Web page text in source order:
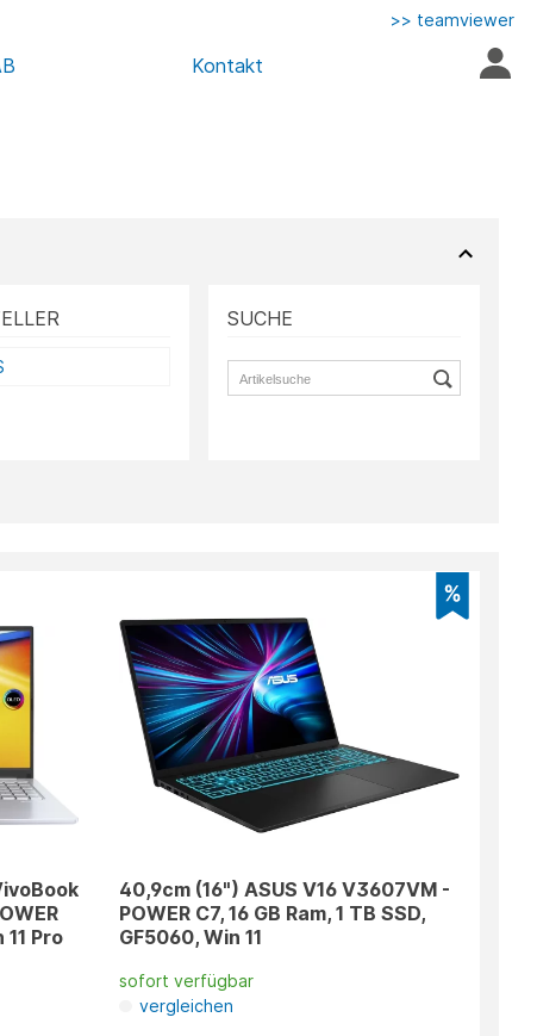
Kontakt
>> teamviewer
SUCHE
11 Pro
40,9cm (16") ASUS V16 V3607VM -
POWER C7, 16 GB Ram, 1 TB SSD,
GF5060, Win 11
sofort verfügbar
vergleichen